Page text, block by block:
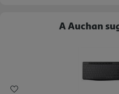
A Auchan